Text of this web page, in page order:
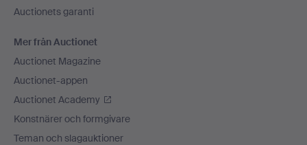
Auctionets garanti
Mer från Auctionet
Auctionet Magazine
Auctionet-appen
Auctionet Academy
Konstnärer och formgivare
Teman och slagauktioner